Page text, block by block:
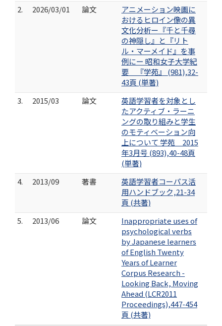
2.
2026/03/01 論文
アニメーション映画に
おけるヒロイン像の異
文化分析ー『千と千尋
の神隠し』と『リト
ル・マーメイド』を事
例にー 昭和女子大学紀
要 『学苑』 (981),32-
43頁 (単著)
3.
2015/03 論文
英語学習者を対象とし
たアクティブ・ラーニ
ングの取り組みと学生
のモティベーション向
上について 学苑 2015
年3月号 (893),40-48頁
(単著)
4.
2013/09 著書
英語学習者コーパス活
用ハンドブック,21-34
頁 (共著)
5.
2013/06 論文
Inappropriate uses of
psychological verbs
by Japanese learners
of English Twenty
Years of Learner
Corpus Research -
Looking Back, Moving
Ahead (LCR2011
Proceedings),447-454
頁 (共著)